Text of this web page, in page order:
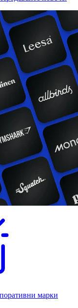
марки